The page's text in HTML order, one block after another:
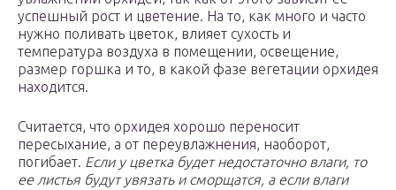
успешный рост и цветение. На то, как много и часто
нужно поливать цветок, влияет сухость и
температура воздуха в помещении, освещение,
размер горшка и то, в какой фазе вегетации орхидея
находится.
Считается, что орхидея хорошо переносит
пересыхание, а от переувлажнения, наоборот,
погибает. Если у цветка будет недостаточно влаги, то
ее листья будут увязать и сморщатся, а если влаги